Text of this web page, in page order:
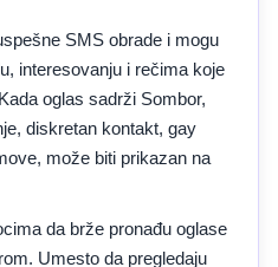
SMS obrade i mogu
interesovanju i rečima koje
oglas sadrži Sombor,
diskretan kontakt, gay
može biti prikazan na
da brže pronađu oglase
Umesto da pregledaju